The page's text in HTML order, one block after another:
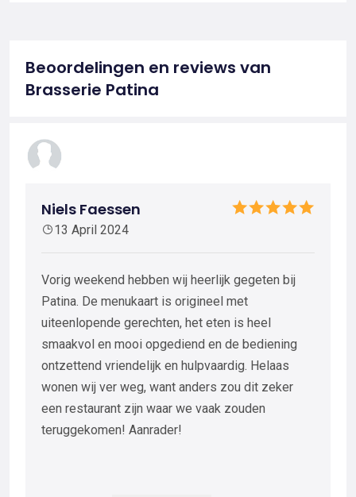
Beoordelingen en reviews van
Brasserie Patina
Niels Faessen
13 April 2024
Vorig weekend hebben wij heerlijk gegeten bij
Patina. De menukaart is origineel met
uiteenlopende gerechten, het eten is heel
smaakvol en mooi opgediend en de bediening
ontzettend vriendelijk en hulpvaardig. Helaas
wonen wij ver weg, want anders zou dit zeker
een restaurant zijn waar we vaak zouden
teruggekomen! Aanrader!